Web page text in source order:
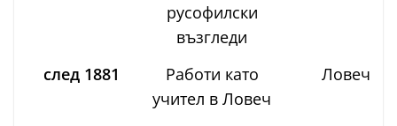
русофилски
възгледи
след 1881
Работи като
учител в Ловеч
Ловеч